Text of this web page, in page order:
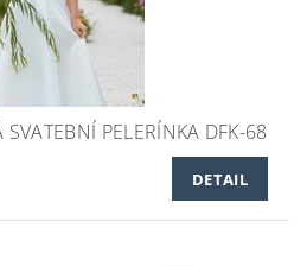
SVATEBNÍ PELERÍNKA DFK-68
DETAIL